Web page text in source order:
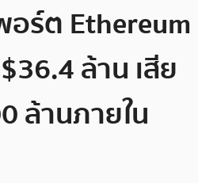
อร์ต Ethereum
ล้าน เสีย
ล้านภายใน